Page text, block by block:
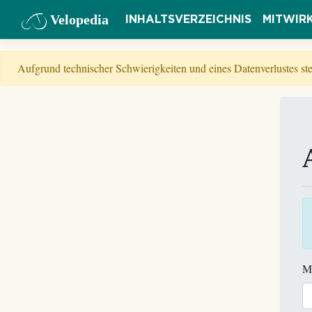
Velopedia INHALTSVERZEICHNIS
Aufgrund technischer Schwierigkeiten und eines Datenverlustes